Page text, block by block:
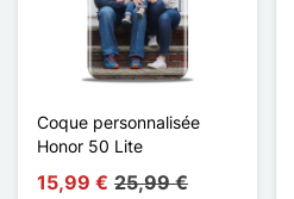
Coque personnalisée
Honor 50 Lite
15,99 € 25,99 €